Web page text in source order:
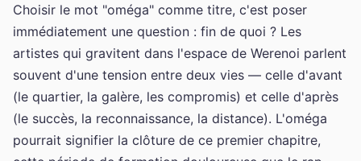
Choisir le mot "oméga" comme titre, c'est poser
immédiatement une question : fin de quoi ? Les
artistes qui gravitent dans l'espace de Werenoi parlent
souvent d'une tension entre deux vies — celle d'avant
(le quartier, la galère, les compromis) et celle d'après
(le succès, la reconnaissance, la distance). L'oméga
pourrait signifier la clôture de ce premier chapitre,